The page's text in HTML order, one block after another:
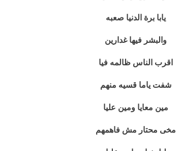
يابا برة الدنيا صعبه
والبشر فيها غدارين
اقرب الناس ظالمه فيا
شفت ياما قسيه منهم
مين معايا ومين عليا
مخى محتار مش فاهمهم